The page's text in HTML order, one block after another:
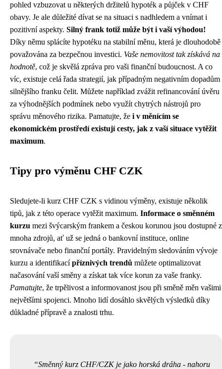
pohled vzbuzovat u některých držitelů hypoték a půjček v CHF
obavy. Je ale důležité dívat se na situaci s nadhledem a vnímat i
pozitivní aspekty. Silný frank totiž může být i vaší výhodou!
Díky němu splácíte hypotéku na stabilní měnu, která je dlouhodobě
považována za bezpečnou investici. Vaše nemovitost tak získává na
hodnotě, což je skvělá zpráva pro vaši finanční budoucnost. A co
víc, existuje celá řada strategií, jak případným negativním dopadům
silnějšího franku čelit. Můžete například zvážit refinancování úvěru
za výhodnějších podmínek nebo využít chytrých nástrojů pro
správu měnového rizika. Pamatujte, že i v měnícím se
ekonomickém prostředí existují cesty, jak z vaší situace vytěžit
maximum.
Tipy pro výměnu CHF CZK
Sledujete-li kurz CHF CZK s vidinou výměny, existuje několik
tipů, jak z této operace vytěžit maximum. Informace o směnném
kurzu mezi švýcarským frankem a českou korunou jsou dostupné z
mnoha zdrojů, ať už se jedná o bankovní instituce, online
srovnávače nebo finanční portály. Pravidelným sledováním vývoje
kurzu a identifikacípříznivých trendů můžete optimalizovat
načasování vaší směny a získat tak více korun za vaše franky.
Pamatujte, že trpělivost a informovanost jsou při směně měn vašimi
největšími spojenci. Mnoho lidí dosáhlo skvělých výsledků díky
důkladné přípravě a znalosti trhu.
Směnný kurz CHF/CZK je jako horská dráha - nahoru